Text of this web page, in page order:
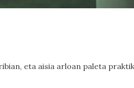
eta aisia arloan paleta